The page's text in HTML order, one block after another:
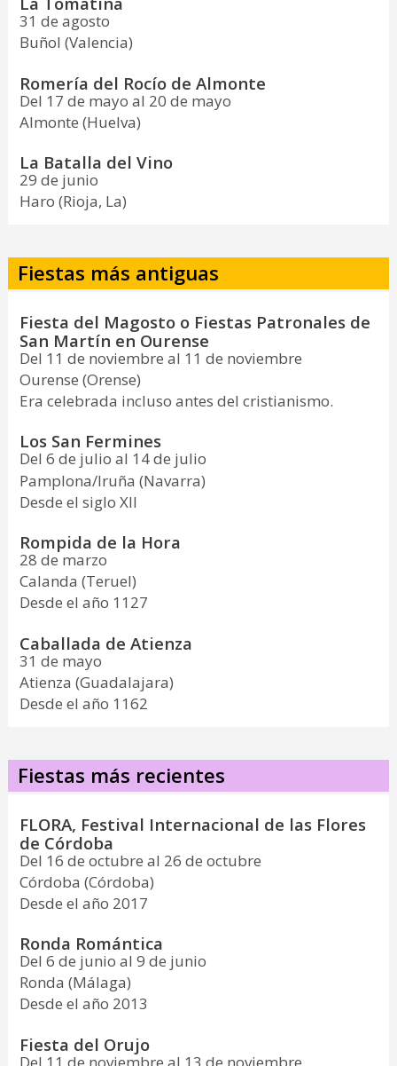
31 de agosto
Buñol (Valencia)
Romería del Rocío de Almonte
Del 17 de mayo al 20 de mayo
Almonte (Huelva)
La Batalla del Vino
29 de junio
Haro (Rioja, La)
Fiestas más antiguas
Fiesta del Magosto o Fiestas Patronales de
San Martín en Ourense
Del 11 de noviembre al 11 de noviembre
Ourense (Orense)
Era celebrada incluso antes del cristianismo.
Los San Fermines
Del 6 de julio al 14 de julio
Pamplona/Iruña (Navarra)
Desde el siglo XII
Rompida de la Hora
28 de marzo
Calanda (Teruel)
Desde el año 1127
Caballada de Atienza
31 de mayo
Atienza (Guadalajara)
Desde el año 1162
Fiestas más recientes
FLORA, Festival Internacional de las Flores
de Córdoba
Del 16 de octubre al 26 de octubre
Córdoba (Córdoba)
Desde el año 2017
Ronda Romántica
Del 6 de junio al 9 de junio
Ronda (Málaga)
Desde el año 2013
Fiesta del Orujo